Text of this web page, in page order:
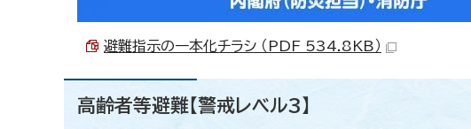
避難指示の一本化チラシ （PDF 534.8KB）
高齢者等避難【警戒レベル3】